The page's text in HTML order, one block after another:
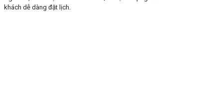
khách dễ dàng đặt lịch.